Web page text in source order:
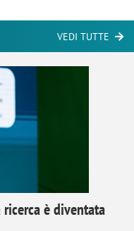
VEDI TUTTE
ricerca è diventata